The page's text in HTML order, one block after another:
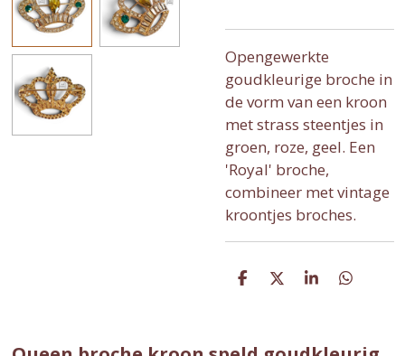
Opengewerkte
goudkleurige broche in
de vorm van een kroon
met strass steentjes in
groen, roze, geel. Een
'Royal' broche,
combineer met vintage
kroontjes broches.
D
n
D
S
e
D
n